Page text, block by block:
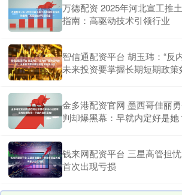
万德配资 2025年河北宣工推
指南：高驱动技术引领行业
智信通配资平台 胡玉玮：“反
未来投资要掌握长期短期政策
金多港配资官网 墨西哥佳丽
判却爆黑幕：早就内定好是她
钱来网配资平台 三星高管担
首次出现亏损